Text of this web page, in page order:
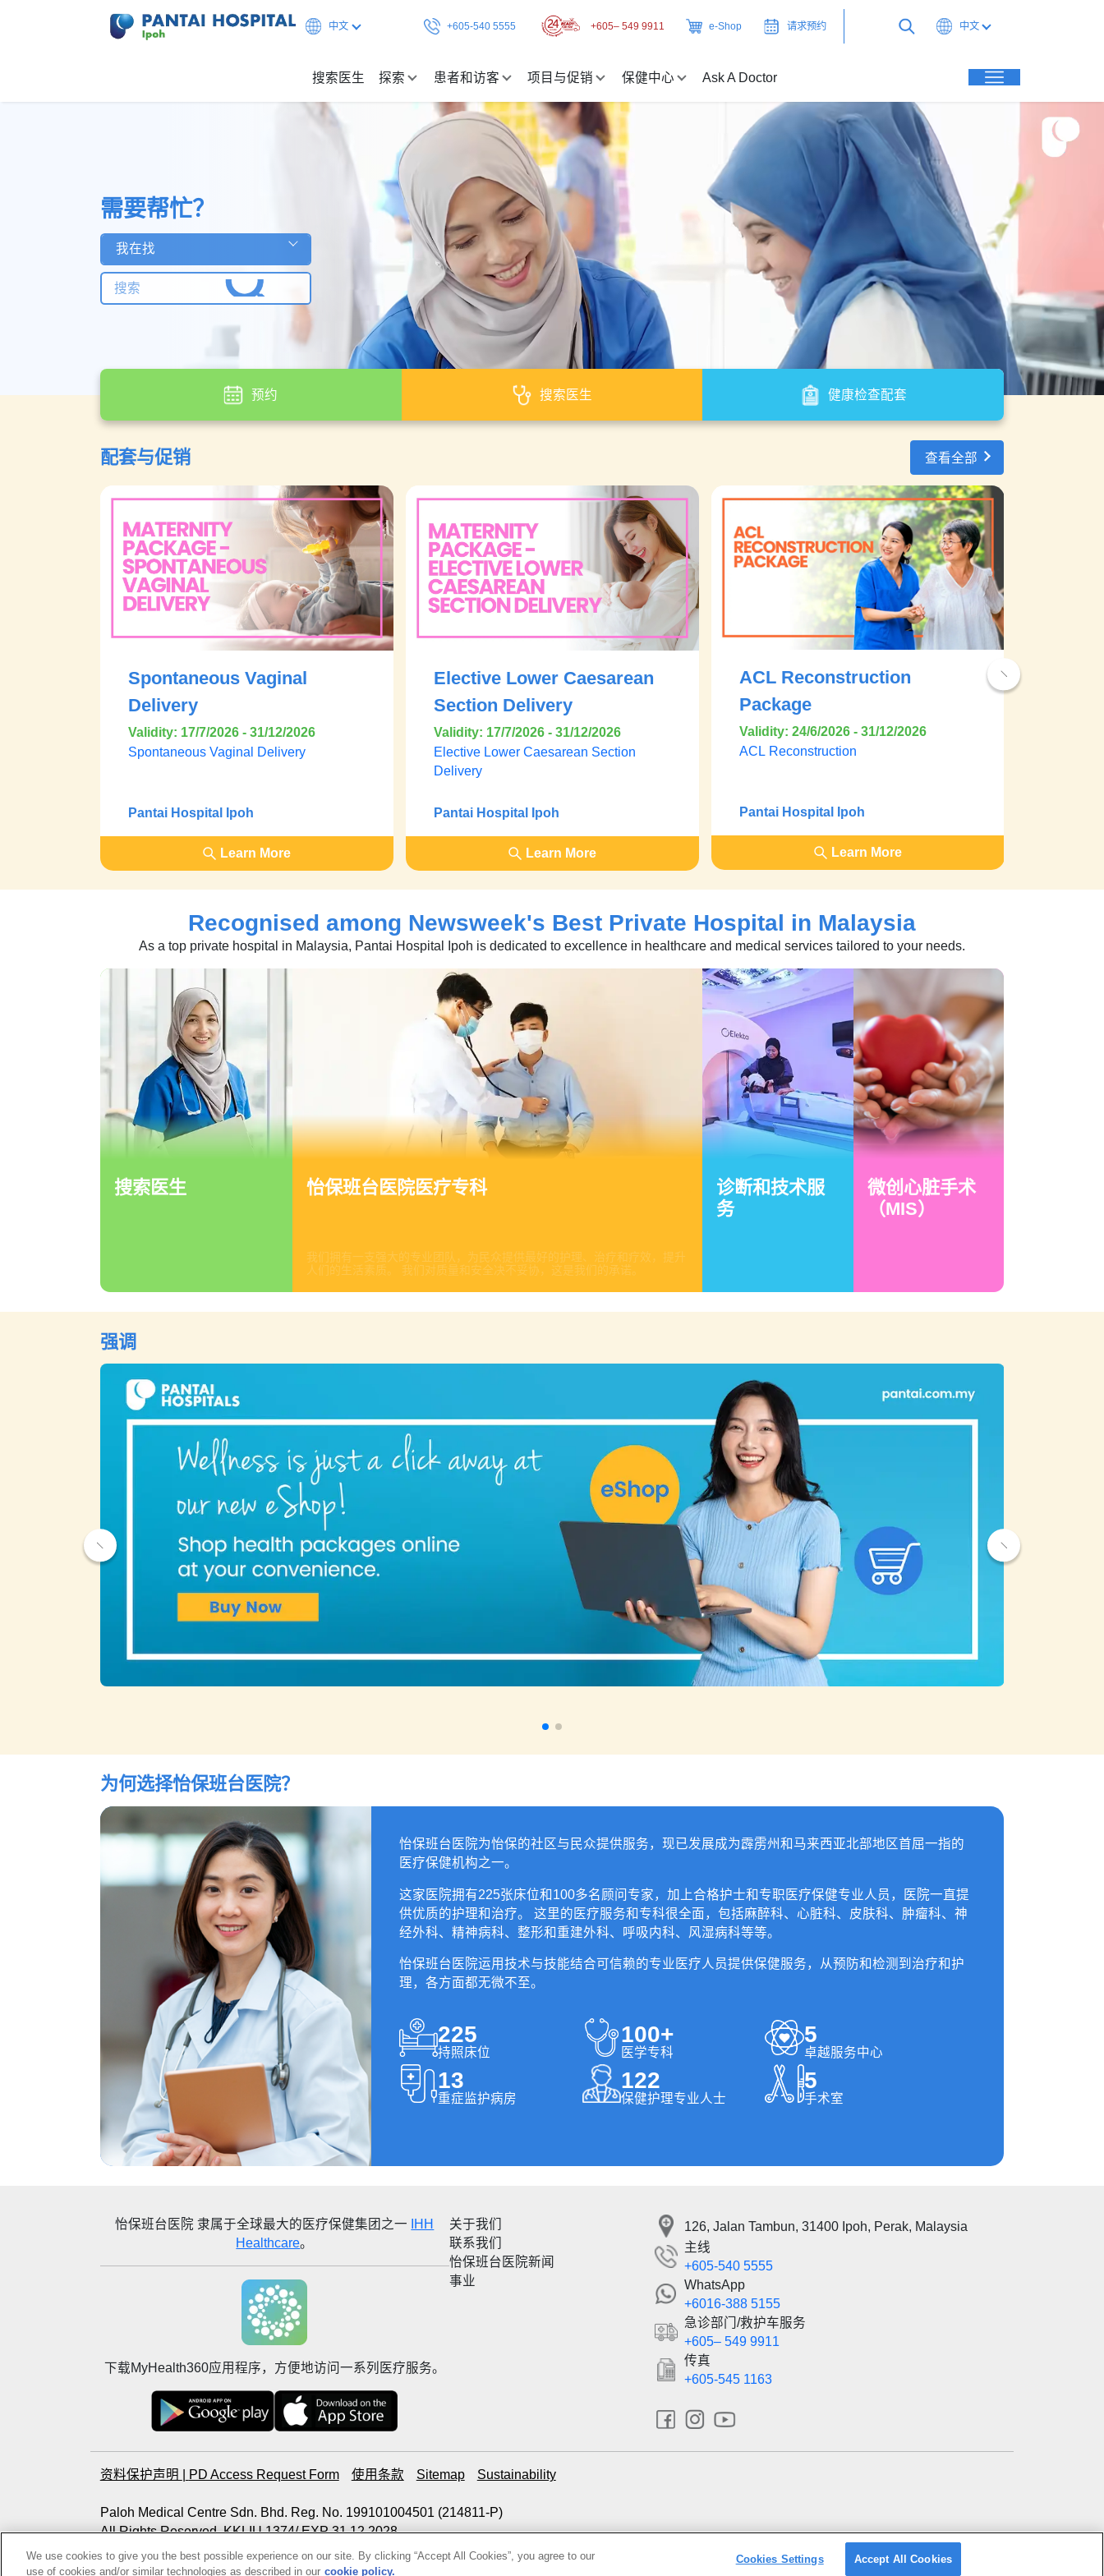
中文 +605-540 5555 +605– 549 9911 e-Shop 请求预约 中文
搜索医生 探索 患者和访客 项目与促销 保健中心 Ask A Doctor
需要帮忙？
我在找
预约 搜索医生 健康检查配套
配套与促销 查看全部
Spontaneous Vaginal
Delivery
Validity: 17/7/2026 - 31/12/2026
Spontaneous Vaginal Delivery
Pantai Hospital Ipoh
Learn More
Elective Lower Caesarean
Section Delivery
Validity: 17/7/2026 - 31/12/2026
Elective Lower Caesarean Section
Delivery
Pantai Hospital Ipoh
Learn More
ACL Reconstruction
Package
Validity: 24/6/2026 - 31/12/2026
ACL Reconstruction
Pantai Hospital Ipoh
Learn More
Recognised among Newsweek's Best Private Hospital in Malaysia
As a top private hospital in Malaysia, Pantai Hospital Ipoh is dedicated to excellence in healthcare and medical services tailored to your needs.
搜索医生 怡保班台医院医疗专科
诊断和技术服
务
微创心脏手术
（MIS）
强调
为何选择怡保班台医院？
怡保班台医院为怡保的社区与民众提供服务，现已发展成为霹雳州和马来西亚北部地区首屈一指的
医疗保健机构之一。
这家医院拥有225张床位和100多名顾问专家，加上合格护士和专职医疗保健专业人员，医院一直提
供优质的护理和治疗。 这里的医疗服务和专科很全面，包括麻醉科、心脏科、皮肤科、肿瘤科、神
经外科、精神病科、整形和重建外科、呼吸内科、风湿病科等等。
怡保班台医院运用技术与技能结合可信赖的专业医疗人员提供保健服务，从预防和检测到治疗和护
理，各方面都无微不至。
225
持照床位
100+
医学专科
5
卓越服务中心
13
重症监护病房
122
保健护理专业人士
5
手术室
怡保班台医院 隶属于全球最大的医疗保健集团之一
IHH
Healthcare。
下载MyHealth360应用程序，方便地访问一系列医疗服务。
关于我们
联系我们
怡保班台医院新闻
事业
126, Jalan Tambun, 31400 Ipoh, Perak, Malaysia
主线
+605-540 5555
WhatsApp
+6016-388 5155
急诊部门/救护车服务
+605– 549 9911
传真
+605-545 1163
资料保护声明 PD Access Request Form 使用条款 Sitemap Sustainability
Paloh Medical Centre Sdn. Bhd. Reg. No. 199101004501 (214811-P)
All Rights Reserved. KKLIU 1374/ EXP 31.12.2028
Photos are for illustration purposes only
We use cookies to give you the best possible experience on our site. By clicking “Accept All Cookies”, you agree to our
use of cookies and/or similar technologies as described in our cookie policy.
Cookies Settings Accept All Cookies